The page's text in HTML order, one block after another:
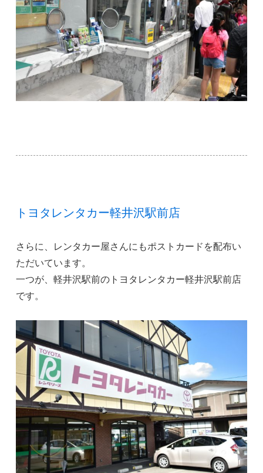
トヨタレンタカー軽井沢駅前店
さらに、レンタカー屋さんにもポストカードを配布い
ただいています。
一つが、軽井沢駅前のトヨタレンタカー軽井沢駅前店
です。